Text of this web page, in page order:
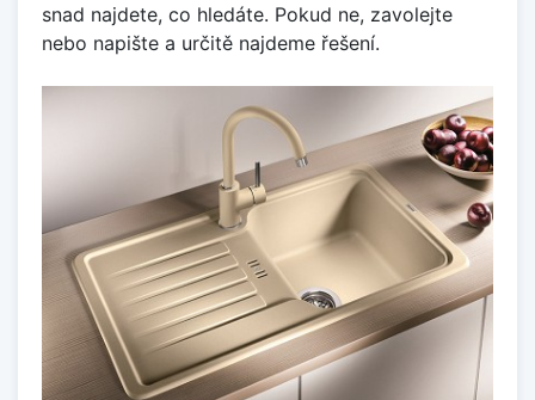
snad najdete, co hledáte. Pokud ne, zavolejte
nebo napište a určitě najdeme řešení.